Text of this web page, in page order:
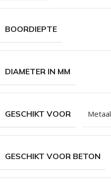
BOORDIEPTE
DIAMETER IN MM
GESCHIKT VOOR Metaal
GESCHIKT VOOR BETON